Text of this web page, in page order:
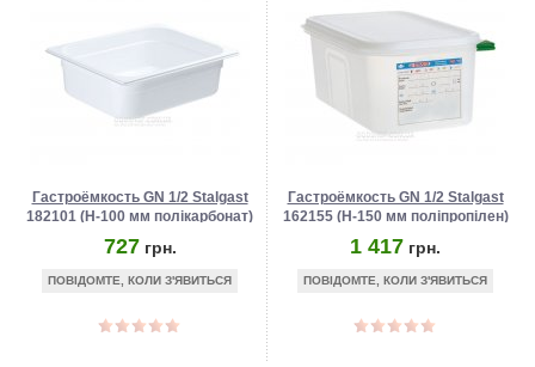
Гастроёмкость GN 1/2 Stalgast
182101 (Н-100 мм полікарбонат)
727 грн.
ПОВІДОМТЕ, КОЛИ З'ЯВИТЬСЯ
Гастроёмкость GN 1/2 Stalgast
162155 (Н-150 мм поліпропілен)
1 417 грн.
ПОВІДОМТЕ, КОЛИ З'ЯВИТЬСЯ